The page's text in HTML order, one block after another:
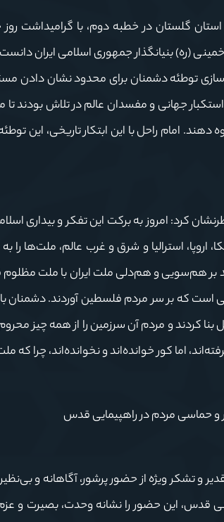
گلستان در خطبه دوم، با گرامیداشت
(ره) بنیانگذار جمهوری اسلامی ایران
توطئه دشمنان برای محدود نشان دادن
استکبار جهانی و مفسدان عالم در تلاش
امام راحل با این ابتکار تاریخی، این
کرد: امروز به برکت این تفکر و بیداری
اروپا، استرالیا و شرق و غرب عالم، ملت‌ها
بر هم‌سویی و هم‌دلی ملت ایران با ملت مظلوم
است که بر سر مردم فلسطین آوردند. دشمنان
بنا کردند و مردم آن سرزمین را از همه چیز
اما کور خوانده‌اند و نخوانده‌اند، چرا که
و حماسی مردم در راهپیمایی قدس
و تشکر ویژه از حضور پرشور، آگاهانه و
قدس، این حضور را نشانه وحدت، بصیرت و